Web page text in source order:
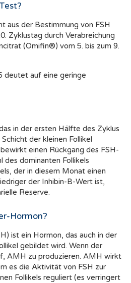
aus der Bestimmung von FSH
Zyklustag durch Verabreichung
(Omifin®) vom 5. bis zum 9.
deutet auf eine geringe
in der ersten Hälfte des Zyklus
der kleinen Follikel
einen Rückgang des FSH-
des dominanten Follikels
der in diesem Monat einen
der Inhibin-B-Wert ist,
Reserve.
Hormon?
ist ein Hormon, das auch in der
gebildet wird. Wenn der
AMH zu produzieren. AMH wirkt
es die Aktivität von FSH zur
Follikels reguliert (es verringert